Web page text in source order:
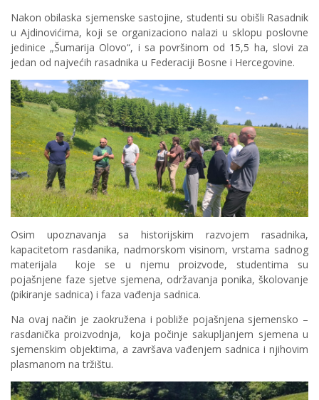
Nakon obilaska sjemenske sastojine, studenti su obišli Rasadnik
u Ajdinovićima, koji se organizaciono nalazi u sklopu poslovne
jedinice „Šumarija Olovo“, i sa površinom od 15,5 ha, slovi za
jedan od najvećih rasadnika u Federaciji Bosne i Hercegovine.
Osim upoznavanja sa historijskim razvojem rasadnika,
kapacitetom rasdanika, nadmorskom visinom, vrstama sadnog
materijala koje se u njemu proizvode, studentima su
pojašnjene faze sjetve sjemena, održavanja ponika, školovanje
(pikiranje sadnica) i faza vađenja sadnica.
Na ovaj način je zaokružena i pobliže pojašnjena sjemensko –
rasdanička proizvodnja, koja počinje sakupljanjem sjemena u
sjemenskim objektima, a završava vađenjem sadnica i njihovim
plasmanom na tržištu.